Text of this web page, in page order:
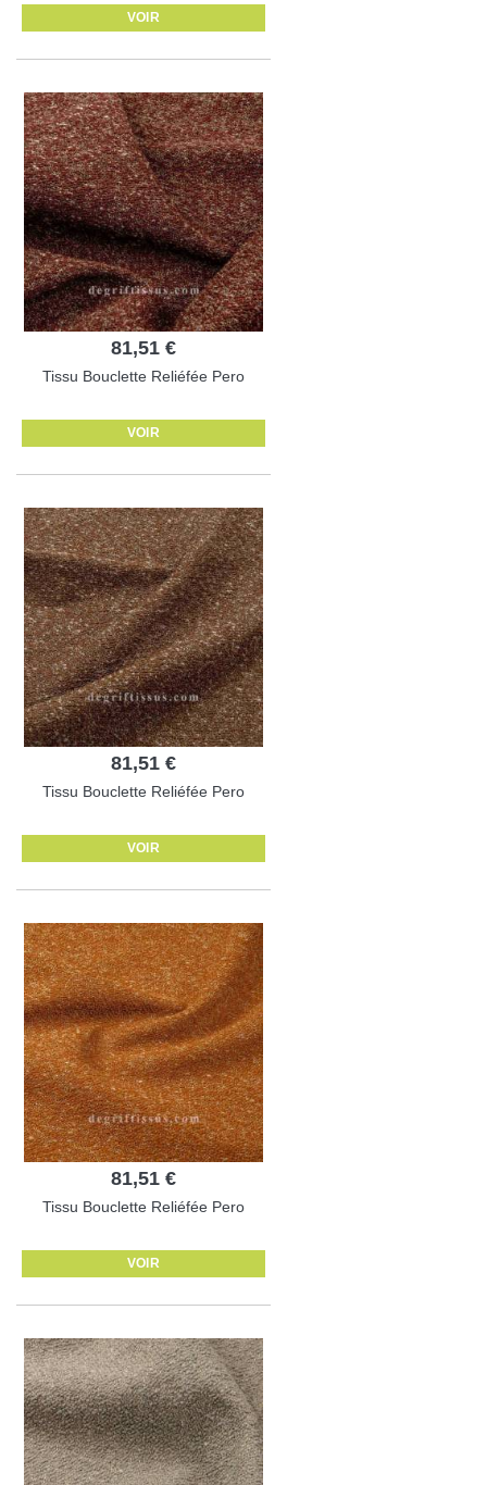
VOIR
81,51 €
Tissu Bouclette Reliéfée Pero
VOIR
81,51 €
Tissu Bouclette Reliéfée Pero
VOIR
81,51 €
Tissu Bouclette Reliéfée Pero
VOIR